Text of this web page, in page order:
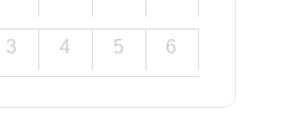
3 4 5 6